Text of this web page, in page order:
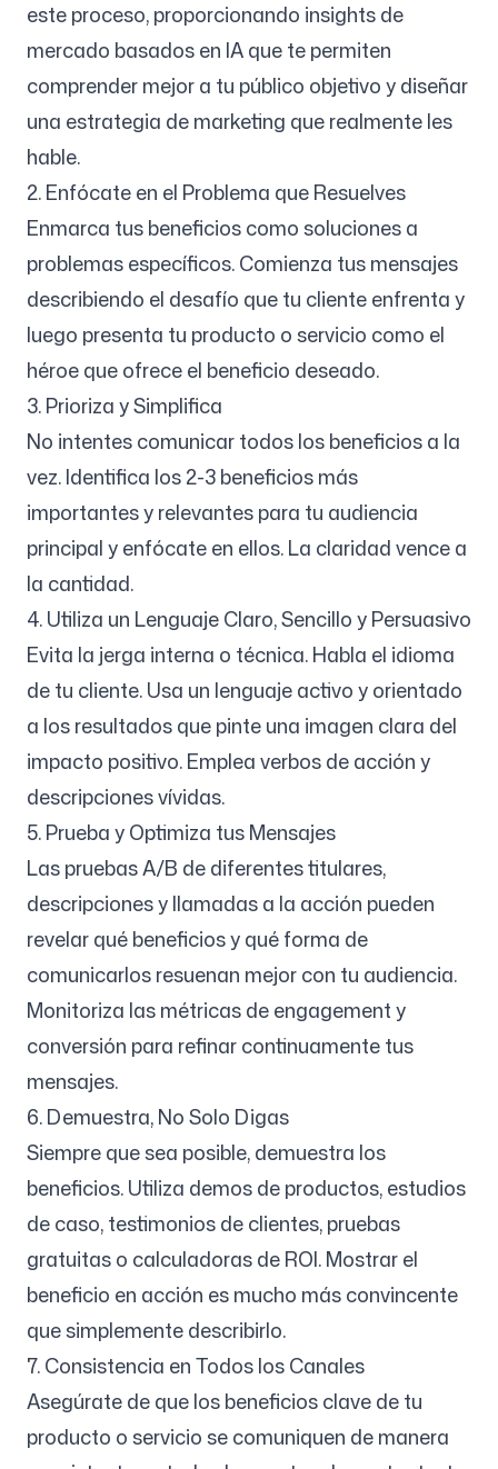
este proceso, proporcionando insights de
mercado basados en IA que te permiten
comprender mejor a tu público objetivo y diseñar
una estrategia de marketing que realmente les
hable.
2. Enfócate en el Problema que Resuelves
Enmarca tus beneficios como soluciones a
problemas específicos. Comienza tus mensajes
describiendo el desafío que tu cliente enfrenta y
luego presenta tu producto o servicio como el
héroe que ofrece el beneficio deseado.
3. Prioriza y Simplifica
No intentes comunicar todos los beneficios a la
vez. Identifica los 2-3 beneficios más
importantes y relevantes para tu audiencia
principal y enfócate en ellos. La claridad vence a
la cantidad.
4. Utiliza un Lenguaje Claro, Sencillo y Persuasivo
Evita la jerga interna o técnica. Habla el idioma
de tu cliente. Usa un lenguaje activo y orientado
a los resultados que pinte una imagen clara del
impacto positivo. Emplea verbos de acción y
descripciones vívidas.
5. Prueba y Optimiza tus Mensajes
Las pruebas A/B de diferentes titulares,
descripciones y llamadas a la acción pueden
revelar qué beneficios y qué forma de
comunicarlos resuenan mejor con tu audiencia.
Monitoriza las métricas de engagement y
conversión para refinar continuamente tus
mensajes.
6. Demuestra, No Solo Digas
Siempre que sea posible, demuestra los
beneficios. Utiliza demos de productos, estudios
de caso, testimonios de clientes, pruebas
gratuitas o calculadoras de ROI. Mostrar el
beneficio en acción es mucho más convincente
que simplemente describirlo.
7. Consistencia en Todos los Canales
Asegúrate de que los beneficios clave de tu
producto o servicio se comuniquen de manera